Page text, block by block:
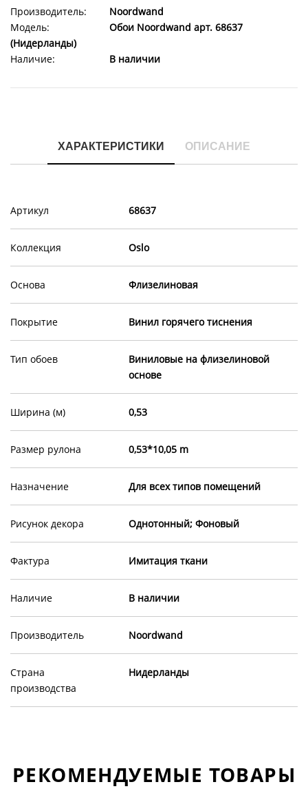
Производитель:
Noordwand
Модель:
Обои Noordwand арт. 68637
(Нидерланды)
Наличие:
В наличии
ХАРАКТЕРИСТИКИ ОПИСАНИЕ
Артикул 68637
Коллекция Oslo
Основа Флизелиновая
Покрытие Винил горячего тиснения
Тип обоев
Виниловые на флизелиновой
основе
Ширина (м) 0,53
Размер рулона 0,53*10,05 m
Назначение Для всех типов помещений
Рисунок декора Однотонный; Фоновый
Фактура Имитация ткани
Наличие В наличии
Производитель Noordwand
Страна
производства
Нидерланды
РЕКОМЕНДУЕМЫЕ ТОВАРЫ